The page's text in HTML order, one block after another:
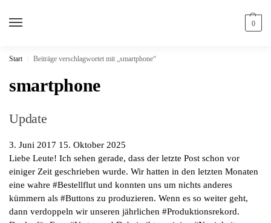
0
Start / Beiträge verschlagwortet mit „smartphone“
smartphone
Update
3. Juni 2017 15. Oktober 2025
Liebe Leute! Ich sehen gerade, dass der letzte Post schon vor
einiger Zeit geschrieben wurde. Wir hatten in den letzten Monaten
eine wahre #Bestellflut und konnten uns um nichts anderes
kümmern als #Buttons zu produzieren. Wenn es so weiter geht,
dann verdoppeln wir unseren jährlichen #Produktionsrekord.